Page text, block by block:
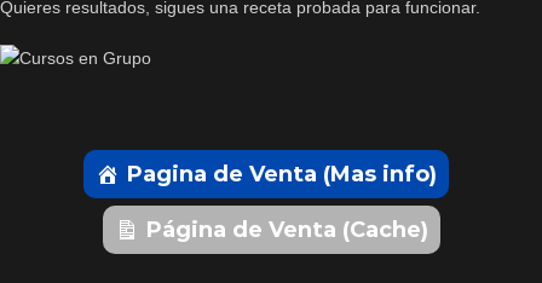
Quieres resultados, sigues una receta probada para funcionar.
Pagina de Venta (Mas info)
Página de Venta (Cache)